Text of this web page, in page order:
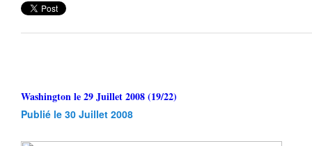
Washington le 29 Juillet 2008 (19/22)
Publié le 30 Juillet 2008